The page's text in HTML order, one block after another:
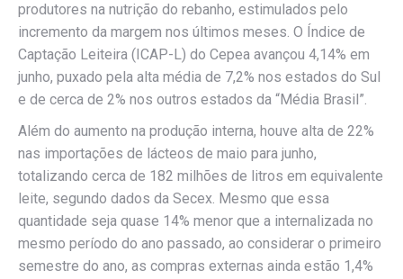
produtores na nutrição do rebanho, estimulados pelo
incremento da margem nos últimos meses. O Índice de
Captação Leiteira (ICAP-L) do Cepea avançou 4,14% em
junho, puxado pela alta média de 7,2% nos estados do Sul
e de cerca de 2% nos outros estados da “Média Brasil”.
Além do aumento na produção interna, houve alta de 22%
nas importações de lácteos de maio para junho,
totalizando cerca de 182 milhões de litros em equivalente
leite, segundo dados da Secex. Mesmo que essa
quantidade seja quase 14% menor que a internalizada no
mesmo período do ano passado, ao considerar o primeiro
semestre do ano, as compras externas ainda estão 1,4%